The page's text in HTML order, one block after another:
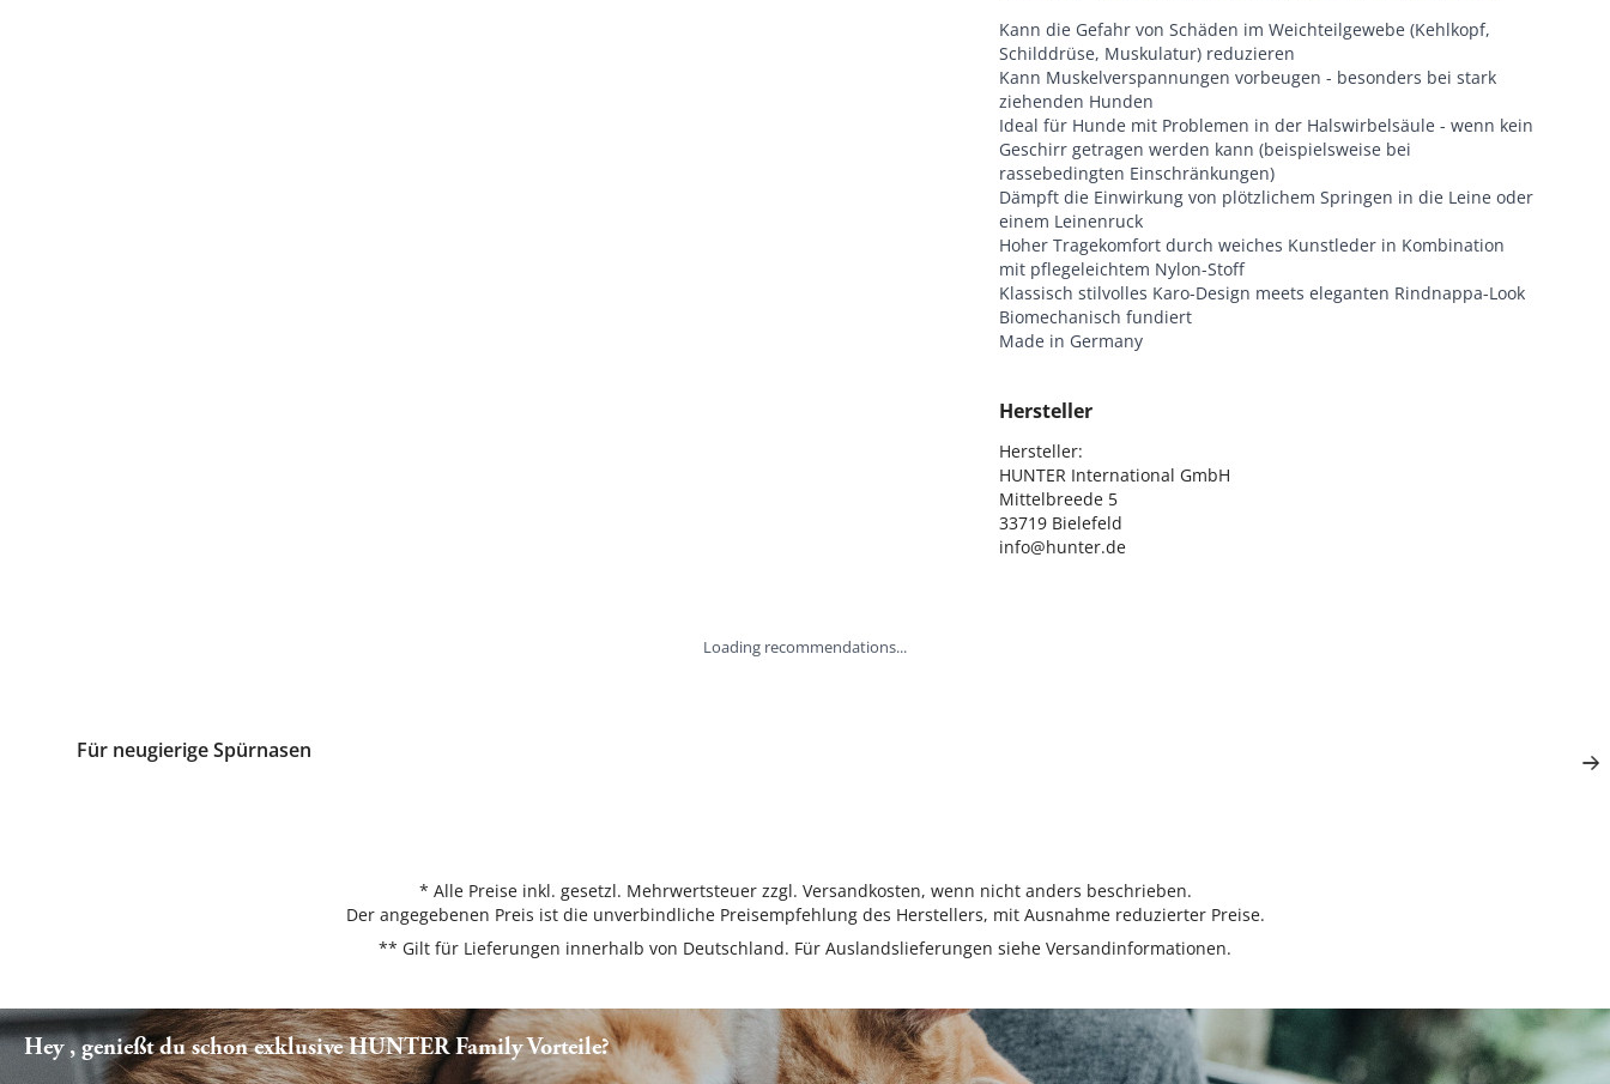
Kann die Gefahr von Schäden im Weichteilgewebe (Kehlkopf,
Schilddrüse, Muskulatur) reduzieren
Kann Muskelverspannungen vorbeugen - besonders bei stark
ziehenden Hunden
Ideal für Hunde mit Problemen in der Halswirbelsäule - wenn kein
Geschirr getragen werden kann (beispielsweise bei
rassebedingten Einschränkungen)
Dämpft die Einwirkung von plötzlichem Springen in die Leine oder
einem Leinenruck
Hoher Tragekomfort durch weiches Kunstleder in Kombination
mit pflegeleichtem Nylon-Stoff
Klassisch stilvolles Karo-Design meets eleganten Rindnappa-Look
Biomechanisch fundiert
Made in Germany
Hersteller
Hersteller:
HUNTER International GmbH
Mittelbreede 5
33719 Bielefeld
info@hunter.de
Loading recommendations...
Für neugierige Spürnasen
* Alle Preise inkl. gesetzl. Mehrwertsteuer zzgl. Versandkosten, wenn nicht anders beschrieben.
Der angegebenen Preis ist die unverbindliche Preisempfehlung des Herstellers, mit Ausnahme reduzierter Preise.
** Gilt für Lieferungen innerhalb von Deutschland. Für Auslandslieferungen siehe Versandinformationen.
Hey , genießt du schon exklusive HUNTER Family Vorteile?